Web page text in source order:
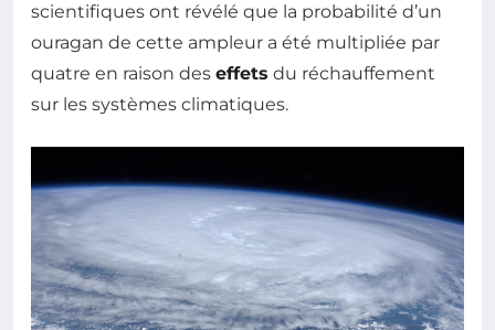
scientifiques ont révélé que la probabilité d’un
ouragan de cette ampleur a été multipliée par
quatre en raison des effets du réchauffement
sur les systèmes climatiques.